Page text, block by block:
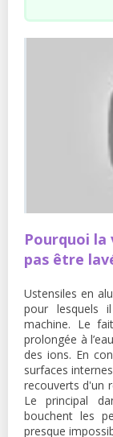
Pourquoi la
pas être
Ustensiles en
pour lesquels
machine. Le
prolongée à
des ions. En
surfaces
recouverts d'un
Le principal
bouchent les
presque